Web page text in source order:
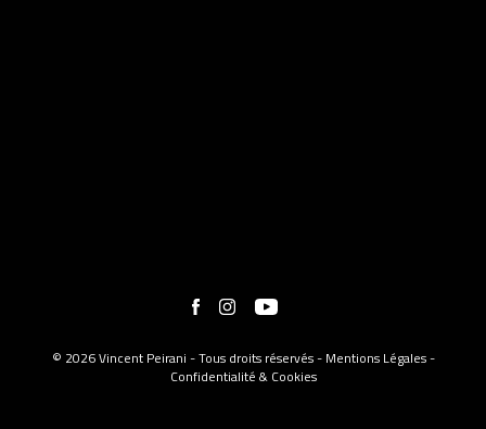
© 2026 Vincent Peirani - Tous droits réservés - Mentions Légales-
Confidentialité & Cookies